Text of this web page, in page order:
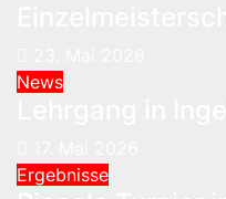
News
Ergebnisse